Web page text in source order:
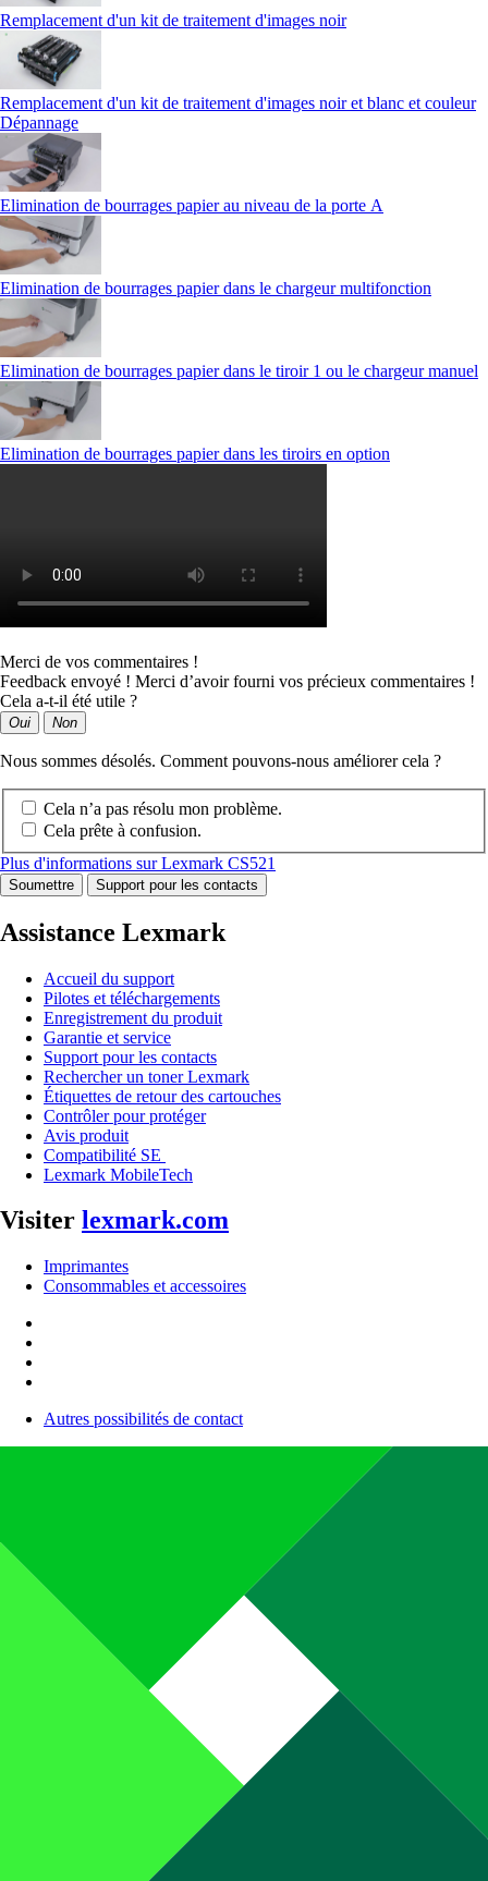
Remplacement d'un kit de traitement d'images noir
Remplacement d'un kit de traitement d'images noir et blanc et couleur
Dépannage
Elimination de bourrages papier au niveau de la porte A
Elimination de bourrages papier dans le chargeur multifonction
Elimination de bourrages papier dans le tiroir 1 ou le chargeur manuel
Elimination de bourrages papier dans les tiroirs en option
Merci de vos commentaires !
Feedback envoyé ! Merci d’avoir fourni vos précieux commentaires !
Cela a-t-il été utile ?
Oui Non
Nous sommes désolés. Comment pouvons-nous améliorer cela ?
Cela n’a pas résolu mon problème.
Cela prête à confusion.
Plus d'informations sur Lexmark CS521
Soumettre Support pour les contacts
Assistance Lexmark
Accueil du support
Pilotes et téléchargements
Enregistrement du produit
Garantie et service
Support pour les contacts
Rechercher un toner Lexmark
Étiquettes de retour des cartouches
Contrôler pour protéger
Avis produit
Compatibilité SE
Lexmark MobileTech
Visiter lexmark.com
Imprimantes
Consommables et accessoires
Autres possibilités de contact